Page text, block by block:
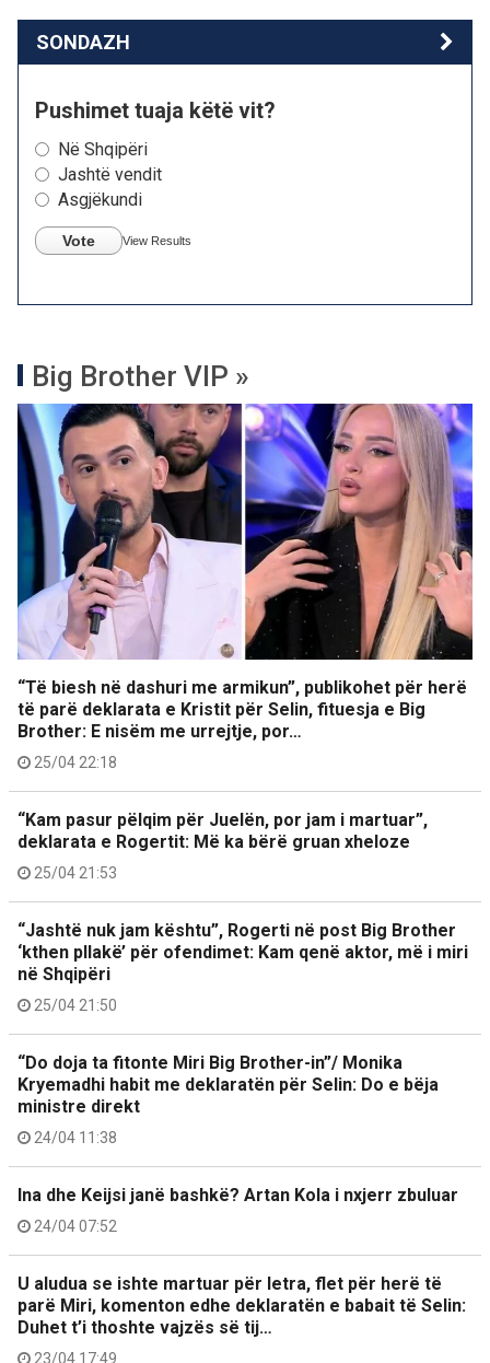
SONDAZH
Pushimet tuaja këtë vit?
Në Shqipëri
Jashtë vendit
Asgjëkundi
Vote View Results
Big Brother VIP »
“Të biesh në dashuri me armikun”, publikohet për herë
të parë deklarata e Kristit për Selin, fituesja e Big
Brother: E nisëm me urrejtje, por…
25/04 22:18
“Kam pasur pëlqim për Juelën, por jam i martuar”,
deklarata e Rogertit: Më ka bërë gruan xheloze
25/04 21:53
“Jashtë nuk jam kështu”, Rogerti në post Big Brother
‘kthen pllakë’ për ofendimet: Kam qenë aktor, më i miri
në Shqipëri
25/04 21:50
“Do doja ta fitonte Miri Big Brother-in”/ Monika
Kryemadhi habit me deklaratën për Selin: Do e bëja
ministre direkt
24/04 11:38
Ina dhe Keijsi janë bashkë? Artan Kola i nxjerr zbuluar
24/04 07:52
U aludua se ishte martuar për letra, flet për herë të
parë Miri, komenton edhe deklaratën e babait të Selin:
Duhet t’i thoshte vajzës së tij…
23/04 17:49